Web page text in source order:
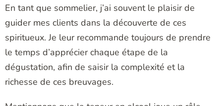
En tant que sommelier, j’ai souvent le plaisir de
guider mes clients dans la découverte de ces
spiritueux. Je leur recommande toujours de prendre
le temps d’apprécier chaque étape de la
dégustation, afin de saisir la complexité et la
richesse de ces breuvages.